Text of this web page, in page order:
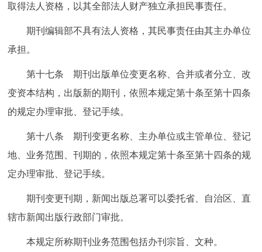
取得法人资格，以其全部法人财产独立承担民事责任。
期刊编辑部不具有法人资格，其民事责任由其主办单位
承担。
第十七条 期刊出版单位变更名称、合并或者分立、改
变资本结构，出版新的期刊，依照本规定第十条至第十四条
的规定办理审批、登记手续。
第十八条 期刊变更名称、主办单位或主管单位、登记
地、业务范围、刊期的，依照本规定第十条至第十四条的规
定办理审批、登记手续。
期刊变更刊期，新闻出版总署可以委托省、自治区、直
辖市新闻出版行政部门审批。
本规定所称期刊业务范围包括办刊宗旨、文种。